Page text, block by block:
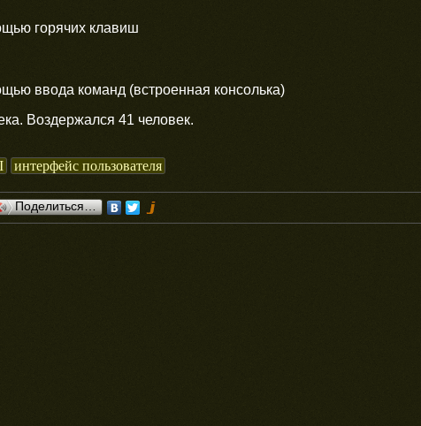
горячих клавиш
ввода команд (встроенная консолька)
Воздержался 41 человек.
интерфейс пользователя
Поделиться…